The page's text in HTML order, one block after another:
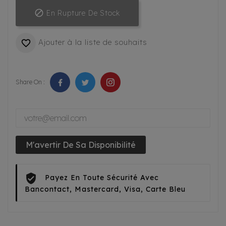
 En Rupture De Stock
 Ajouter à la liste de souhaits
Share On :
M'avertir De Sa Disponibilité
Payez En Toute Sécurité Avec
Bancontact, Mastercard, Visa, Carte Bleu